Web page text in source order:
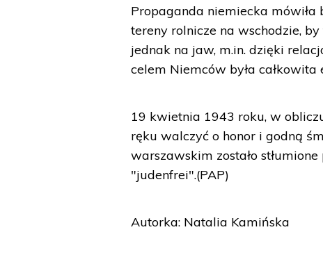
Propaganda niemiecka
tereny rolnicze na wschodzie,
jednak na jaw, m.in. dzięki
celem Niemców była
19 kwietnia 1943 roku, w
ręku walczyć o honor i godną
warszawskim zostało
"judenfrei".(PAP)
Autorka: Natalia Kamińska